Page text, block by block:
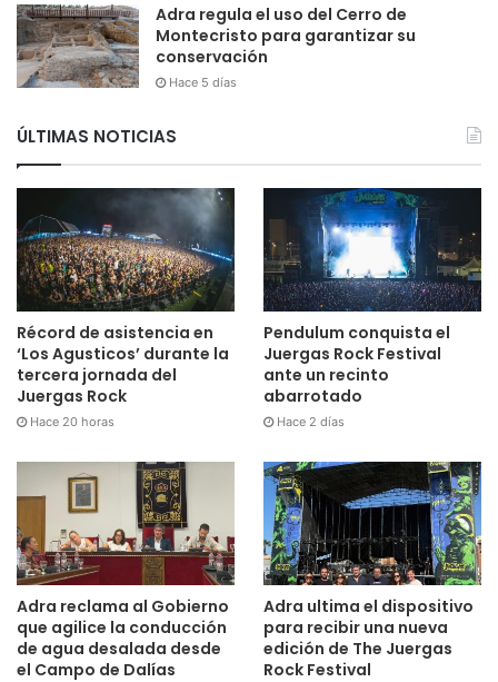
Adra regula el uso del Cerro de
Montecristo para garantizar su
conservación
Hace 5 días
ÚLTIMAS NOTICIAS
Récord de asistencia en
‘Los Agusticos’ durante la
tercera jornada del
Juergas Rock
Hace 20 horas
Pendulum conquista el
Juergas Rock Festival
ante un recinto
abarrotado
Hace 2 días
Adra reclama al Gobierno
que agilice la conducción
de agua desalada desde
el Campo de Dalías
Adra ultima el dispositivo
para recibir una nueva
edición de The Juergas
Rock Festival